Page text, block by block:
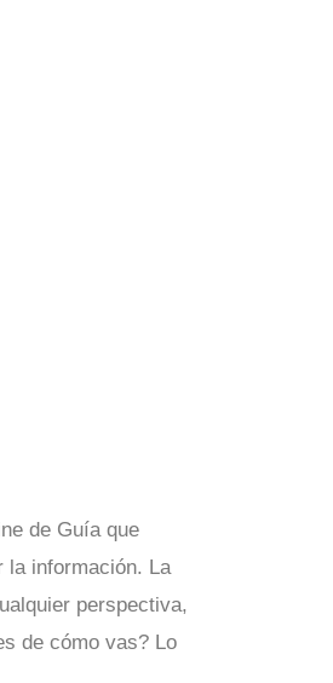
de Guía que
la información. La
perspectiva,
de cómo vas? Lo